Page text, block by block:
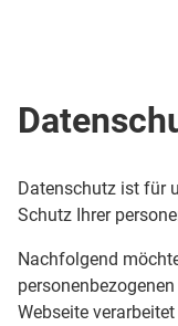
Datenschutz ist für
Schutz Ihrer
Nachfolgend
Webseite